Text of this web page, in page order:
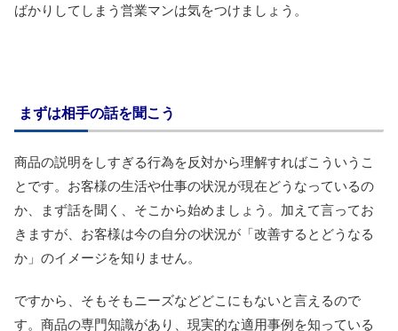
ばかりしてしまう営業マンは気をつけましょう。
まずは相手の話を聞こう
商品の説明をしすぎる行為を反対から理解すればこういうこ
とです。お客様の生活や仕事の状況が現在どうなっているの
か、まず話を聞く、そこから始めましょう。加えて言ってお
きますが、お客様は今の自分の状況が「改善するとどうなる
か」のイメージを知りません。
ですから、そもそもニーズなどどこにもないと言えるので
す。商品の専門知識があり、現実的な適用事例を知っている